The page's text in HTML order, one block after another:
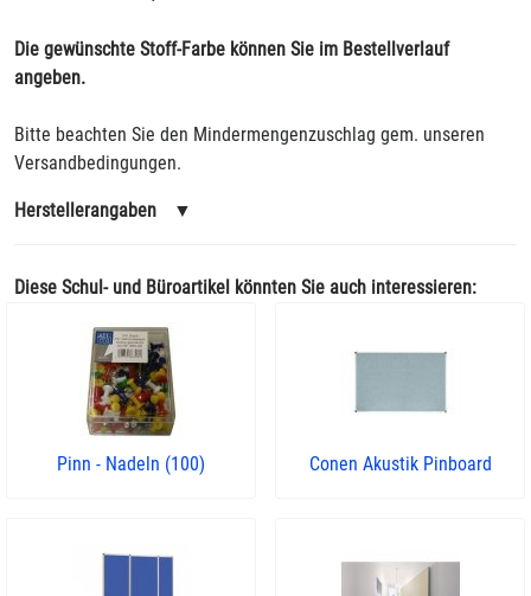
Die gewünschte Stoff-Farbe können Sie im Bestellverlauf
angeben.
Bitte beachten Sie den Mindermengenzuschlag gem. unseren
Versandbedingungen.
Herstellerangaben ▼
Diese Schul- und Büroartikel könnten Sie auch interessieren:
Pinn - Nadeln (100) Conen Akustik Pinboard